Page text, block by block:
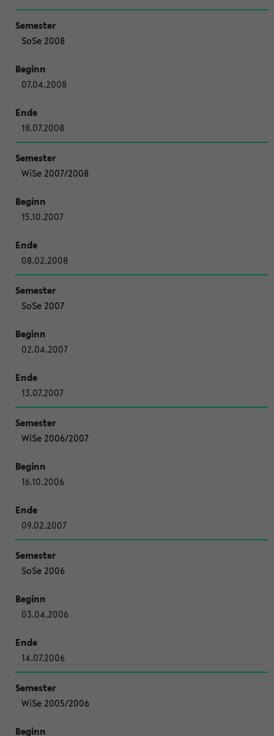
SoSe 2008
07.04.2008
18.07.2008
WiSe 2007/2008
15.10.2007
08.02.2008
SoSe 2007
02.04.2007
13.07.2007
WiSe 2006/2007
16.10.2006
09.02.2007
SoSe 2006
03.04.2006
14.07.2006
WiSe 2005/2006